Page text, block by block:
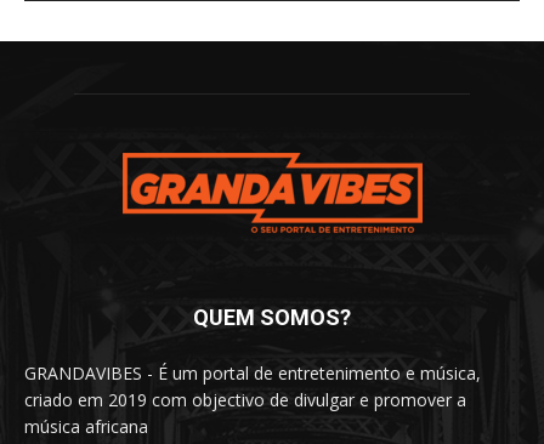
QUEM SOMOS?
GRANDAVIBES - É um portal de entretenimento e música,
criado em 2019 com objectivo de divulgar e promover a
música africana